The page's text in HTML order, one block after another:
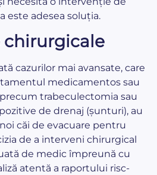
este adesea soluția.
chirurgicale
cazurilor mai avansate, care
medicamentos sau
trabeculectomia sau
de drenaj (șunturi), au
căi de evacuare pentru
de a interveni chirurgical
de medic împreună cu
atentă a raportului risc-